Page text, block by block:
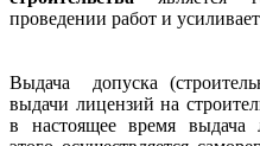
проведении работ и
Выдача допуска
выдачи лицензий на
в настоящее время выдача